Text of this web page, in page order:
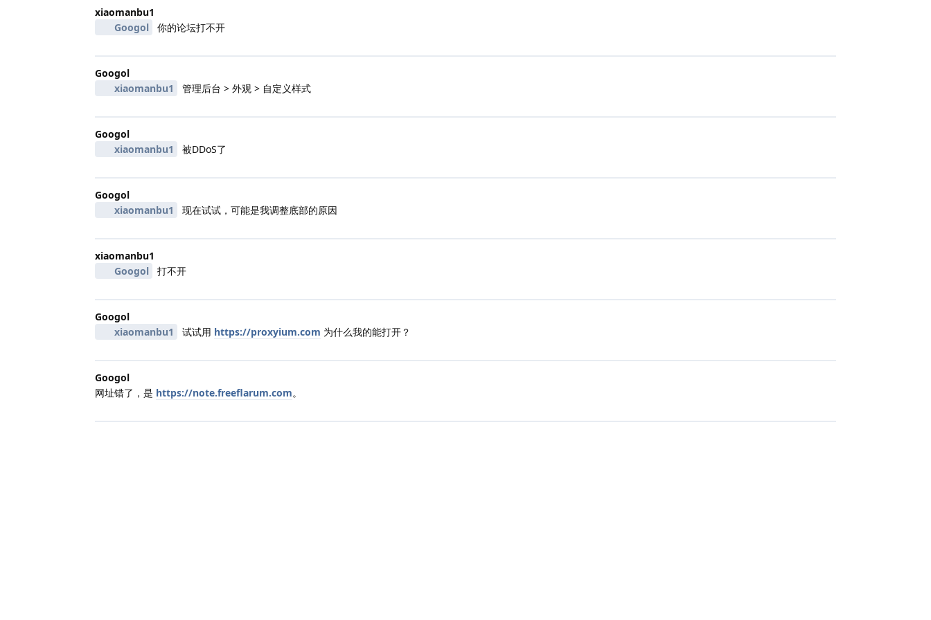
xiaomanbu1
Googol
你的论坛打不开
Googol
xiaomanbu1
管理后台 > 外观 > 自定义样式
Googol
xiaomanbu1
被DDoS了
Googol
xiaomanbu1
现在试试，可能是我调整底部的原因
xiaomanbu1
Googol
打不开
Googol
xiaomanbu1
试试用 https://proxyium.com 为什么我的能打开？
Googol
网址错了，是 https://note.freeflarum.com。